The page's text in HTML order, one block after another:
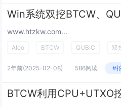
www.htzkw.com...
Aleo BTCW QUBIC 双
2年前(2025-02-08) 586阅读 #
BTCW利用CPU+UTXO